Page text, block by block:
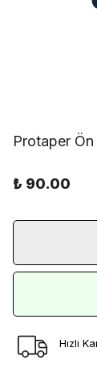
Protaper
₺ 90.00
Hızlı